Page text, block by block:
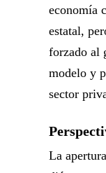
economía
estatal,
forzado al
modelo y
sector
La